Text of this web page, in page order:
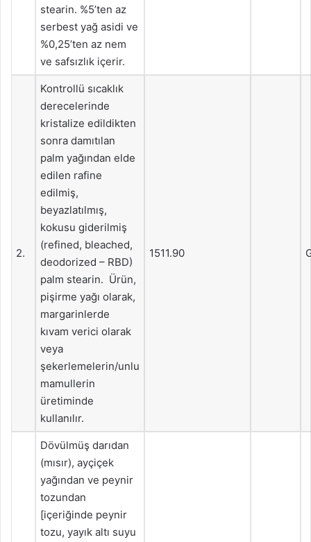
stearin. %5’ten az
serbest yağ asidi ve
%0,25’ten az nem
ve safsızlık içerir.
2.
Kontrollü sıcaklık
derecelerinde
kristalize edildikten
sonra damıtılan
palm yağından elde
edilen rafine
edilmiş,
beyazlatılmış,
kokusu giderilmiş
(refined, bleached,
deodorized – RBD)
palm stearin. Ürün,
pişirme yağı olarak,
margarinlerde
kıvam verici olarak
veya
şekerlemelerin/unlu
mamullerin
üretiminde
kullanılır.
1511.90
Dövülmüş darıdan
(mısır), ayçiçek
yağından ve peynir
tozundan
[içeriğinde peynir
tozu, yayık altı suyu